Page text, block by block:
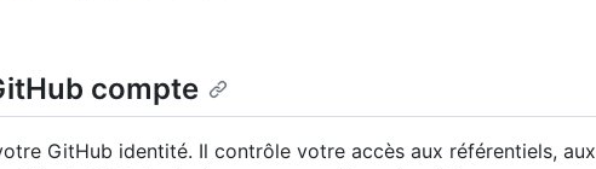
compte
GitHub identité. Il contrôle votre accès aux référentiels, aux